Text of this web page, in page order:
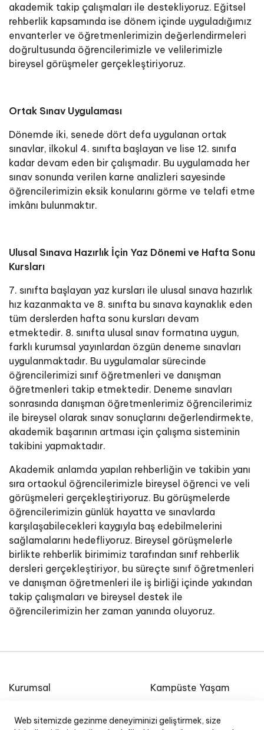
Web sitemizde gezinme deneyiminizi geliştirmek, size
akademik takip çalışmaları ile destekliyoruz. Eğitsel
rehberlik kapsamında ise dönem içinde uyguladığımız
envanterler ve öğretmenlerimizin değerlendirmeleri
doğrultusunda öğrencilerimizle ve velilerimizle
bireysel görüşmeler gerçekleştiriyoruz.
Ortak Sınav Uygulaması
Dönemde iki, senede dört defa uygulanan ortak
sınavlar, ilkokul 4. sınıfta başlayan ve lise 12. sınıfa
kadar devam eden bir çalışmadır. Bu uygulamada her
sınav sonunda verilen karne analizleri sayesinde
öğrencilerimizin eksik konularını görme ve telafi etme
imkânı bulunmaktır.
Ulusal Sınava Hazırlık İçin Yaz Dönemi ve Hafta Sonu
Kursları
7. sınıfta başlayan yaz kursları ile ulusal sınava hazırlık
hız kazanmakta ve 8. sınıfta bu sınava kaynaklık eden
tüm derslerden hafta sonu kursları devam
etmektedir. 8. sınıfta ulusal sınav formatına uygun,
farklı kurumsal yayınlardan özgün deneme sınavları
uygulanmaktadır. Bu uygulamalar sürecinde
öğrencilerimizi sınıf öğretmenleri ve danışman
öğretmenleri takip etmektedir. Deneme sınavları
sonrasında danışman öğretmenlerimiz öğrencilerimiz
ile bireysel olarak sınav sonuçlarını değerlendirmekte,
akademik başarının artması için çalışma sisteminin
takibini yapmaktadır.
Akademik anlamda yapılan rehberliğin ve takibin yanı
sıra ortaokul öğrencilerimizle bireysel öğrenci ve veli
görüşmeleri gerçekleştiriyoruz. Bu görüşmelerde
öğrencilerimizin günlük hayatta ve sınavlarda
karşılaşabilecekleri kaygıyla baş edebilmelerini
sağlamalarını hedefliyoruz. Bireysel görüşmelerle
birlikte rehberlik birimimiz tarafından sınıf rehberlik
dersleri gerçekleştiriyor, bu süreçte sınıf öğretmenleri
ve danışman öğretmenleri ile iş birliği içinde yakından
takip çalışmaları ve bireysel destek ile
öğrencilerimizin her zaman yanında oluyoruz.
Kurumsal
E-Posta
Kampüste Yaşam
Radyosu